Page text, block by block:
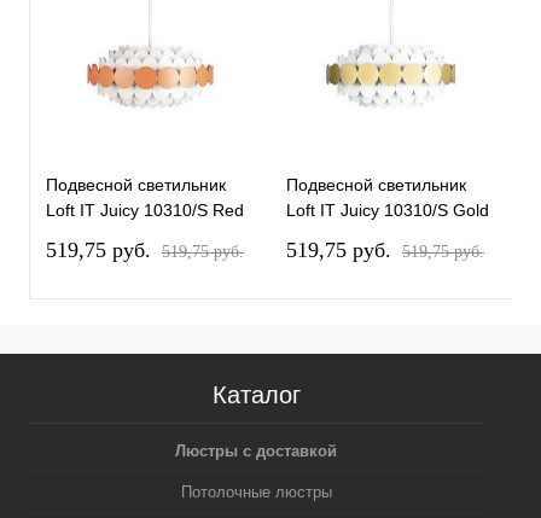
Подвесной светильник
Loft IT Juicy 10310/S Red
519,75 pуб. 519,75 pуб.
Подвесной светильник
Loft IT Juicy 10310/S Gold
519,75 pуб. 519,75 pуб.
Каталог
Люстры с доставкой
Потолочные люстры